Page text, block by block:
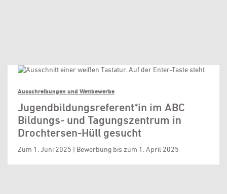
Ausschreibungen und Wettbewerbe
Jugendbildungsreferent*in im ABC
Bildungs- und Tagungszentrum in
Drochtersen-Hüll gesucht
Zum 1. Juni 2025 | Bewerbung bis zum 1. April 2025